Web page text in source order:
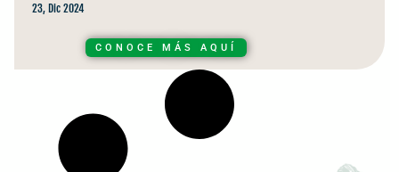
23, Dic 2024
CONOCE MÁS AQUÍ